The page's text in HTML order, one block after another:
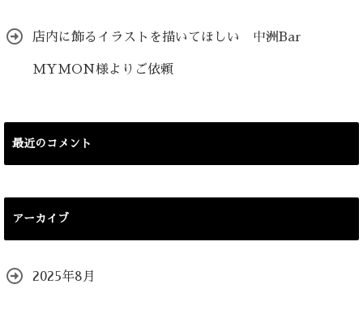
店内に飾るイラストを描いてほしい 中洲Bar
MYMON様よりご依頼
最近のコメント
アーカイブ
2025年8月